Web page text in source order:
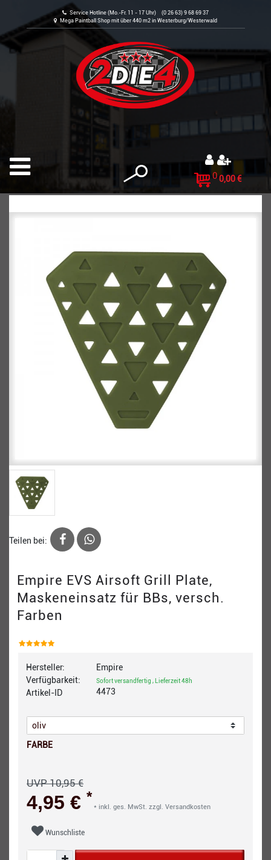
Service Hotline (Mo.-Fr. 11 - 17 Uhr) (0 26 63) 9 68 69 37
Mega Paintball Shop mit über 440 m2 in Westerburg/Westerwald
0 0,00 €
Teilen bei:
Empire EVS Airsoft Grill Plate,
Maskeneinsatz für BBs, versch.
Farben
Hersteller:
Verfügbarkeit:
Artikel-ID
Empire
Sofort versandfertig , Lieferzeit 48h
4473
FARBE
UVP 10,95 €
4,95 € *
* inkl. ges. MwSt. zzgl. Versandkosten
Wunschliste